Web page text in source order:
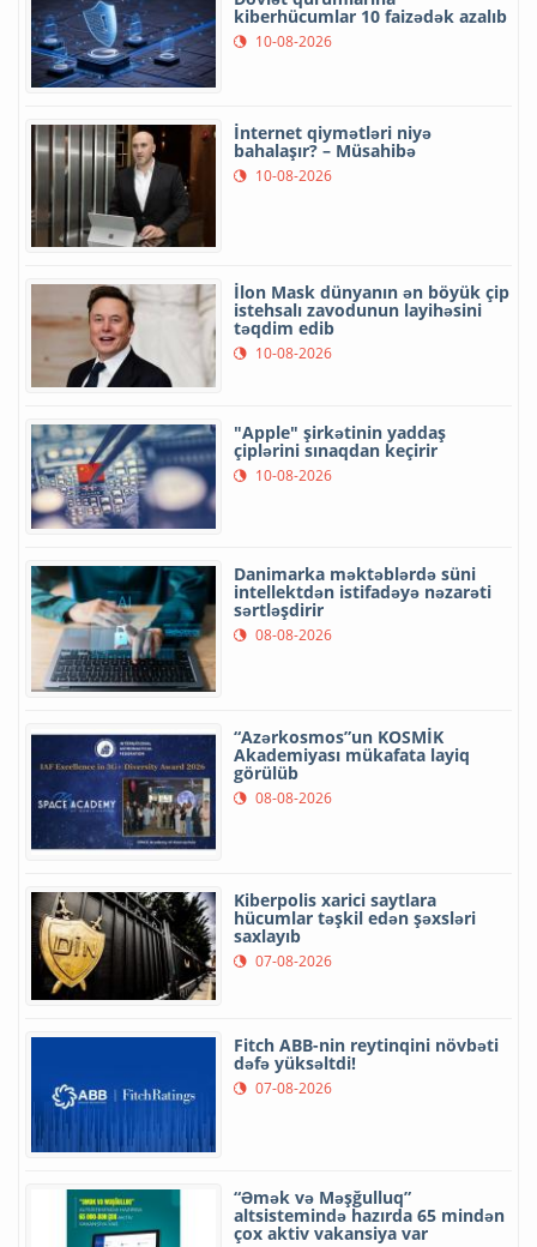
kiberhücumlar 10 faizədək azalıb
10-08-2026
İnternet qiymətləri niyə
bahalaşır? – Müsahibə
10-08-2026
İlon Mask dünyanın ən böyük çip
istehsalı zavodunun layihəsini
təqdim edib
10-08-2026
"Apple" şirkətinin yaddaş
çiplərini sınaqdan keçirir
10-08-2026
Danimarka məktəblərdə süni
intellektdən istifadəyə nəzarəti
sərtləşdirir
08-08-2026
“Azərkosmos”un KOSMİK
Akademiyası mükafata layiq
görülüb
08-08-2026
Kiberpolis xarici saytlara
hücumlar təşkil edən şəxsləri
saxlayıb
07-08-2026
Fitch ABB-nin reytinqini növbəti
dəfə yüksəltdi!
07-08-2026
“Əmək və Məşğulluq”
altsistemində hazırda 65 mindən
çox aktiv vakansiya var